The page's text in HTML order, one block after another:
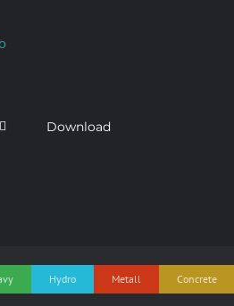
Download
Hydro Metall Concrete